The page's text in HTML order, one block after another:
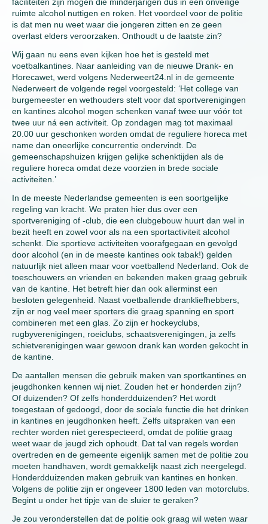
ruimte alcohol nuttigen en roken. Het voordeel voor de politie
is dat men nu weet waar die jongeren zitten en ze geen
overlast elders veroorzaken. Onthoudt u de laatste zin?
Wij gaan nu eens even kijken hoe het is gesteld met
voetbalkantines. Naar aanleiding van de nieuwe Drank- en
Horecawet, werd volgens Nederweert24.nl in de gemeente
Nederweert de volgende regel voorgesteld: ‘Het college van
burgemeester en wethouders stelt voor dat sportverenigingen
en kantines alcohol mogen schenken vanaf twee uur vóór tot
twee uur ná een activiteit. Op zondagen mag tot maximaal
20.00 uur geschonken worden omdat de reguliere horeca met
name dan oneerlijke concurrentie ondervindt. De
gemeenschapshuizen krijgen gelijke schenktijden als de
reguliere horeca omdat deze voorzien in brede sociale
activiteiten.’
In de meeste Nederlandse gemeenten is een soortgelijke
regeling van kracht. We praten hier dus over een
sportvereniging of -club, die een clubgebouw huurt dan wel in
bezit heeft en zowel voor als na een sportactiviteit alcohol
schenkt. Die sportieve activiteiten voorafgegaan en gevolgd
door alcohol (en in de meeste kantines ook tabak!) gelden
natuurlijk niet alleen maar voor voetballend Nederland. Ook de
toeschouwers en vrienden en bekenden maken graag gebruik
van de kantine. Het betreft hier dan ook allerminst een
besloten gelegenheid. Naast voetballende drankliefhebbers,
zijn er nog veel meer sporters die graag spanning en sport
combineren met een glas. Zo zijn er hockeyclubs,
rugbyverenigingen, roeiclubs, schaatsverenigingen, ja zelfs
schietverenigingen waar gewoon drank kan worden gekocht in
de kantine.
De aantallen mensen die gebruik maken van sportkantines en
jeugdhonken kennen wij niet. Zouden het er honderden zijn?
Of duizenden? Of zelfs honderdduizenden? Het wordt
toegestaan of gedoogd, door de sociale functie die het drinken
in kantines en jeugdhonken heeft. Zelfs uitspraken van een
rechter worden niet gerespecteerd, omdat de politie graag
weet waar de jeugd zich ophoudt. Dat tal van regels worden
overtreden en de gemeente eigenlijk samen met de politie zou
moeten handhaven, wordt gemakkelijk naast zich neergelegd.
Honderdduizenden maken gebruik van kantines en honken.
Volgens de politie zijn er ongeveer 1800 leden van motorclubs.
Begint u onder het tipje van de sluier te geraken?
Je zou veronderstellen dat de politie ook graag wil weten waar